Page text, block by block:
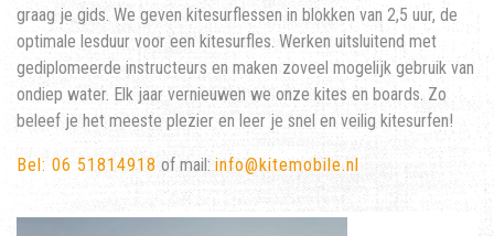
graag je gids. We geven kitesurflessen in blokken van 2,5 uur, de
optimale lesduur voor een kitesurfles. Werken uitsluitend met
gediplomeerde instructeurs en maken zoveel mogelijk gebruik van
ondiep water. Elk jaar vernieuwen we onze kites en boards. Zo
beleef je het meeste plezier en leer je snel en veilig kitesurfen!
Bel: 06 51814918 of mail: info@kitemobile.nl